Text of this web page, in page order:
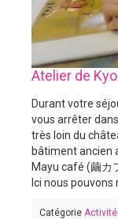
Atelier de
Durant votre
vous arrêter
très loin du
bâtiment ancien
Mayu café (繭カ
Ici nous pouvons
Catégorie